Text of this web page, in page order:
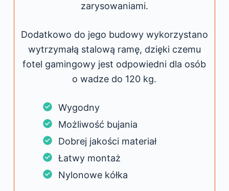
zarysowaniami.
Dodatkowo do jego budowy wykorzystano
wytrzymałą stalową ramę, dzięki czemu
fotel gamingowy jest odpowiedni dla osób
o wadze do 120 kg.
Wygodny
Możliwość bujania
Dobrej jakości materiał
Łatwy montaż
Nylonowe kółka